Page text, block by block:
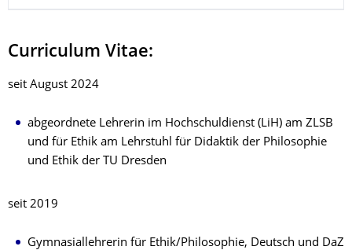
Curriculum Vitae:
seit August 2024
abgeordnete Lehrerin im Hochschuldienst (LiH) am ZLSB
und für Ethik am Lehrstuhl für Didaktik der Philosophie
und Ethik der TU Dresden
seit 2019
Gymnasiallehrerin für Ethik/Philosophie, Deutsch und DaZ